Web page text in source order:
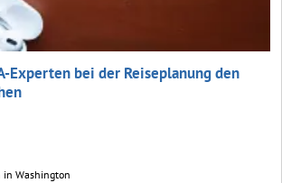
Experten bei der Reiseplanung den
Washington